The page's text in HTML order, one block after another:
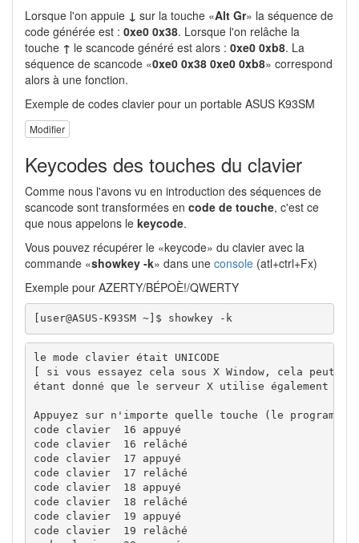
Lorsque l'on appuie ↓ sur la touche «Alt Gr» la séquence de
code générée est : 0xe0 0x38. Lorsque l'on relâche la
touche ↑ le scancode généré est alors : 0xe0 0xb8. La
séquence de scancode «0xe0 0x38 0xe0 0xb8» correspond
alors à une fonction.
Exemple de codes clavier pour un portable ASUS K93SM
Modifier
Keycodes des touches du clavier
Comme nous l'avons vu en introduction des séquences de
scancode sont transformées en code de touche, c'est ce
que nous appelons le keycode.
Vous pouvez récupérer le «keycode» du clavier avec la
commande «showkey -k» dans une console (atl+ctrl+Fx)
Exemple pour AZERTY/BÉPOÈ!/QWERTY
[user@ASUS-K93SM ~]$ showkey -k
le mode clavier était UNICODE
[ si vous essayez cela sous X Window, cela peut
étant donné que le serveur X utilise également /
Appuyez sur n'importe quelle touche (le
code clavier  16 appuyé
code clavier  16 relâché
code clavier  17 appuyé
code clavier  17 relâché
code clavier  18 appuyé
code clavier  18 relâché
code clavier  19 appuyé
code clavier  19 relâché